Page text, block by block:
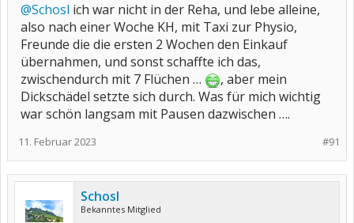
@Schosl ich war nicht in der Reha, und lebe alleine,
also nach einer Woche KH, mit Taxi zur Physio,
Freunde die die ersten 2 Wochen den Einkauf
übernahmen, und sonst schaffte ich das,
zwischendurch mit 7 Flüchen …
, aber mein
Dickschädel setzte sich durch. Was für mich wichtig
war schön langsam mit Pausen dazwischen ….
#91
11. Februar 2023
Schosl
Bekanntes Mitglied